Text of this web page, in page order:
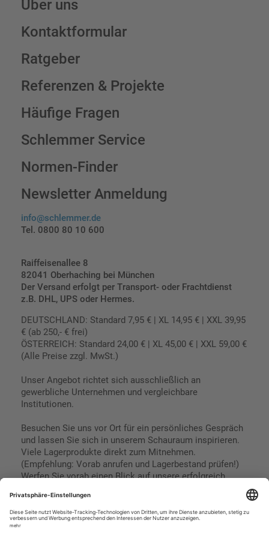
Über uns
Kontaktformular
Ratgeber
Referenzen & Projekte
Häufige Fragen
Schlemmer Service
Normen-Finder
Newsletter Anmeldung
info@schlemmer.de
Tel. 0800 80 10 600
Raiffeisenallee 8
82041 Oberhaching bei München
Der Versand erfolgt per Transport- oder Frachtdienst
z.B. DHL, UPS oder Hermes.
DEUTSCHLAND: Standard 7,95 € | XL 14,95 € | XXL 39,95
€ (ab 250,- € frei)
ÖSTERREICH: Standard 24,00 € | XL 45,00 € | XXL 59,00 €
(Alle Preise zzgl. MwSt.)
Unser Angebot richtet sich ausschließlich an
gewerbliche Unternehmen und vergleichbare
Institutionen.
Besuchen Sie uns vor Ort für ein persönliches Gespräch
und lassen Sie sich in unserem Schauraum inspirieren.
Viele Lagerprodukte direkt zum Mitnehmen.
(Empfehlung: Vorab anrufen und Lagerbestand prüfen!)
Werfen Sie vorab einen Blick auf unsere erfolgreich